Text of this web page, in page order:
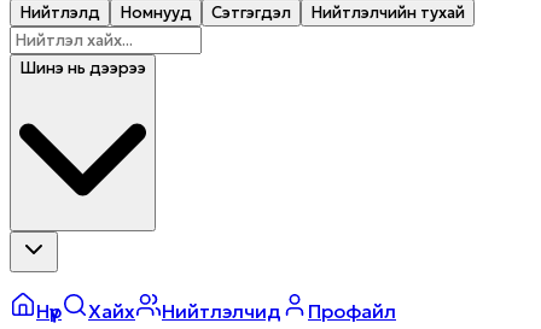
Нийтлэлүүд Номнууд Сэтгэгдэл Нийтлэлчийн тухай
Шинэ нь дээрээ
Нүүр Хайх Нийтлэлчид Профайл